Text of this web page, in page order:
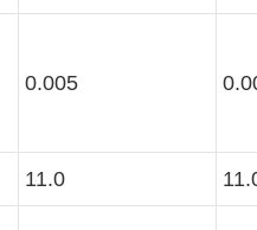
0.005
11.0